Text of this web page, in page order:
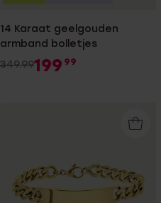
14 Karaat geelgouden
armband bolletjes
349.99199 99